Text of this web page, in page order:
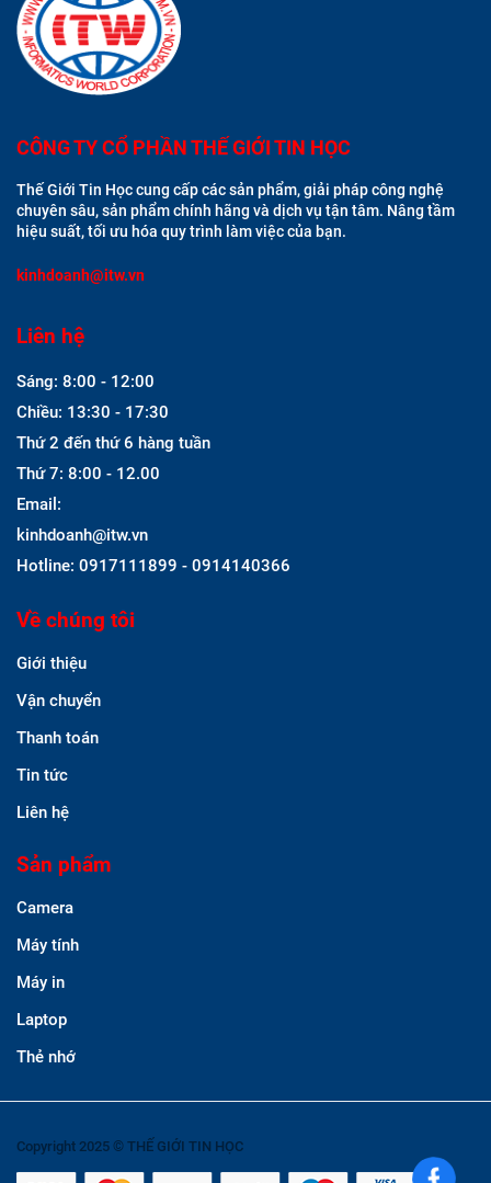
CÔNG TY CỔ PHẦN THẾ GIỚI TIN HỌC
Thế Giới Tin Học cung cấp các sản phẩm, giải pháp công nghệ
chuyên sâu, sản phẩm chính hãng và dịch vụ tận tâm. Nâng tầm
hiệu suất, tối ưu hóa quy trình làm việc của bạn.
kinhdoanh@itw.vn
Liên hệ
Sáng: 8:00 - 12:00
Chiều: 13:30 - 17:30
Thứ 2 đến thứ 6 hàng tuần
Thứ 7: 8:00 - 12.00
Email:
kinhdoanh@itw.vn
Hotline: 0917111899 - 0914140366
Về chúng tôi
Giới thiệu
Vận chuyển
Thanh toán
Tin tức
Liên hệ
Sản phẩm
Camera
Máy tính
Máy in
Laptop
Thẻ nhớ
Copyright 2025 © THẾ GIỚI TIN HỌC